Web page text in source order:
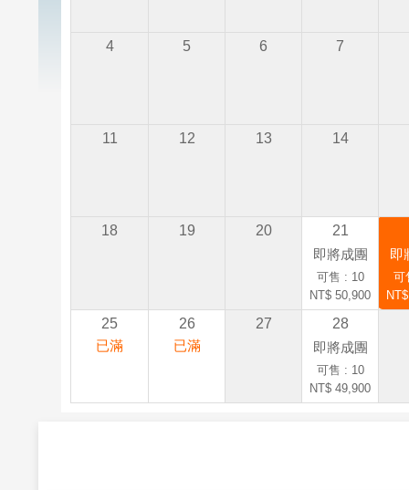
4 5 6 7
11 12 13 14
18 19 20
21
即將成團
可售 : 10
NT$ 50,900
即
可
25
已滿
26
已滿
27
28
即將成團
可售 : 10
NT$ 49,900